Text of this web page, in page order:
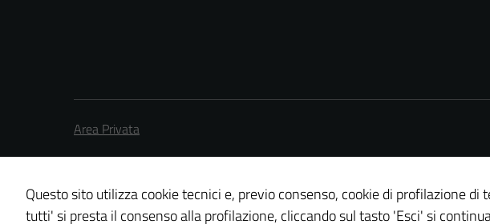
Area Privata
Questo sito utilizza cookie tecnici e, previo consenso, cookie di profilazione di
tutti' si presta il consenso alla profilazione, cliccando sul tasto 'Esci' si